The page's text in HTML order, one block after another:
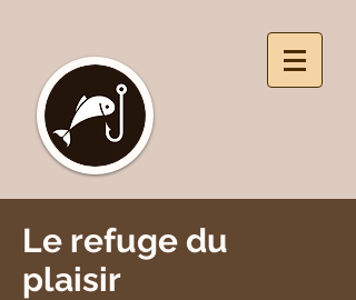
Le refuge du
plaisir